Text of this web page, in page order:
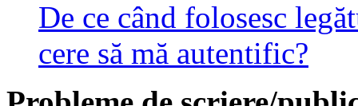
De ce când folosesc
cere să mă autentific?